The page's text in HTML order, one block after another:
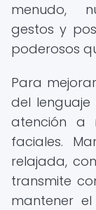
menudo,
gestos y
poderosos
Para
del
atención a
faciales.
relajada,
transmite
mantener